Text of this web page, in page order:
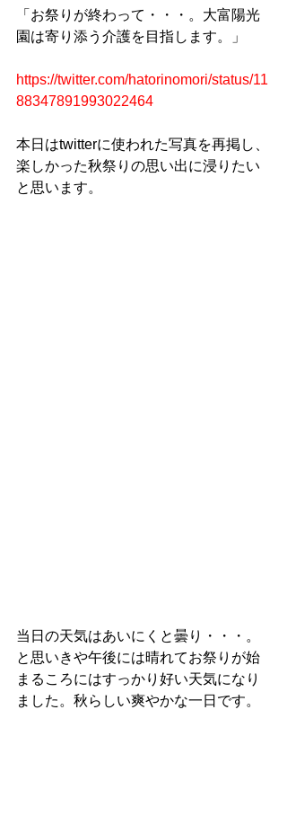
「お祭りが終わって・・・。大富陽光
園は寄り添う介護を目指します。」
https://twitter.com/hatorinomori/status/11
88347891993022464
本日はtwitterに使われた写真を再掲し、
楽しかった秋祭りの思い出に浸りたい
と思います。
当日の天気はあいにくと曇り・・・。
と思いきや午後には晴れてお祭りが始
まるころにはすっかり好い天気になり
ました。秋らしい爽やかな一日です。